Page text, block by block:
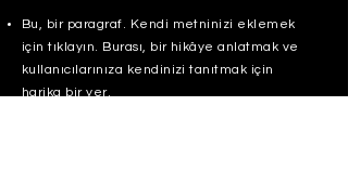
Bu, bir paragraf. Kendi metninizi eklemek
için tıklayın. Burası, bir hikâye anlatmak ve
kullanıcılarınıza kendinizi tanıtmak için
harika bir yer.